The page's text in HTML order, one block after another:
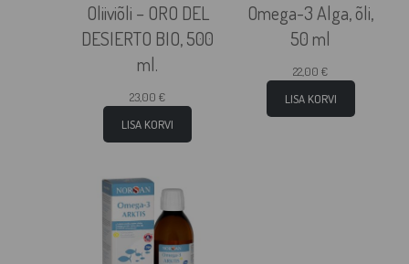
Oliiviõli – ORO DEL
DESIERTO BIO, 500
ml.
23,00€
LISA KORVI
Omega-3 Alga, õli,
50 ml
22,00€
LISA KORVI